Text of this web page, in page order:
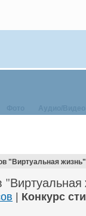
"Виртуальная
"Виртуальная
Конкурс